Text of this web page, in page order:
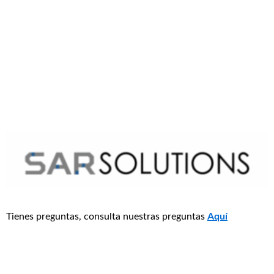
Tienes preguntas, consulta nuestras preguntas Aquí